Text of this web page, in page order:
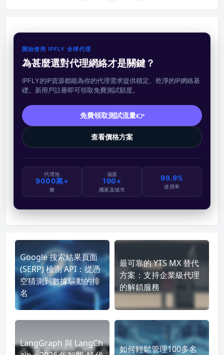
開始使用 IPFLY 全球代理
為甚麼選對代理網絡才是關鍵？
IPFLY的IP資源都能為你的代理需求提供穩定、乾淨的IP網絡基
礎。新用戶註冊即可領取免費測試額度。
免費領取測試流量👉
查看價格方案
代理池
9000萬+
條
涵蓋
190+
國家及城市
99.9%
使用率
Google 搜索結果頁面
(SERP) 檢測 API：從憑
空猜測到數據驅動的排
名
最可靠的 YTS MX 替代
方案：支持企業級代理
的解鎖服務
LangGraph 與 LangCh
如何輕鬆管理100多名